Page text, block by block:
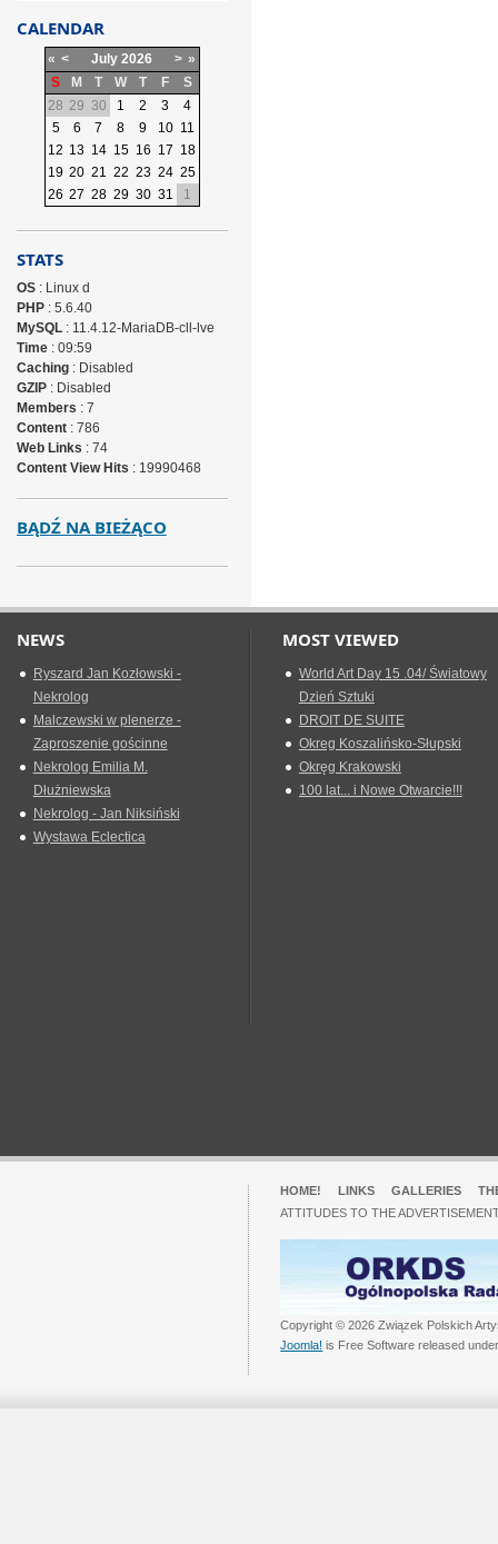
CALENDAR
« < July 2026 > »
S
M T W T F
S
28 29 30 1 2 3
4
5
6 7 8 9 10 11
12 13 14 15 16 17 18
19 20 21 22 23 24 25
26 27 28 29 30 31 1
STATS
OS: Linux d
PHP: 5.6.40
MySQL: 11.4.12-MariaDB-cll-lve
Time: 09:59
Caching: Disabled
GZIP: Disabled
Members : 7
Content: 786
Web Links : 74
Content View Hits : 19990468
BĄDŹ NA BIEŻĄCO
NEWS
Ryszard Jan Kozłowski -
Nekrolog
Malczewski w plenerze -
Zaproszenie gościnne
Nekrolog Emilia M.
Dłużniewska
Nekrolog - Jan Niksiński
Wystawa Eclectica
MOST VIEWED
World Art Day 15 .04/ Światowy
Dzień Sztuki
DROIT DE SUITE
Okreg Koszalińsko-Słupski
Okręg Krakowski
100 lat... i Nowe Otwarcie!!!
HOME! LINKS GALLERIES
ATTITUDES TO THE
Copyright © 2026 Związek Polskich
Joomla! is Free Software released